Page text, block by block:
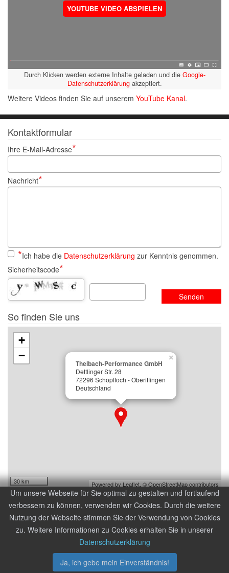
YOUTUBE VIDEO ABSPIELEN
Durch Klicken werden externe Inhalte geladen und die Google-
Datenschutzerklärungakzeptiert.
Weitere Videos finden Sie auf unserem YouTube Kanal.
Kontaktformular
Ihre E-Mail-Adresse
Nachricht
Ich habe die Datenschutzerklärung zur Kenntnis genommen.
Sicherheitscode
Senden
So finden Sie uns
Theibach-Performance GmbH
Dettlinger Str. 28
72296 Schopfloch - Oberiflingen
Deutschland
×
+
−
30 km Powered by Leaflet,© OpenStreetMap contributors
© 2014-2026Theibach-Performance GmbH
AGB und Kundeninformationen|Datenschutzerklärung |Kontakt
Um unsere Webseite für Sie optimal zu gestalten und fortlaufend
verbessern zu können, verwenden wir Cookies. Durch die weitere
Nutzung der Webseite stimmen Sie der Verwendung von Cookies
zu. Weitere Informationen zu Cookies erhalten Sie in unserer
Datenschutzerklärung
Ja, ich gebe mein Einverständnis!